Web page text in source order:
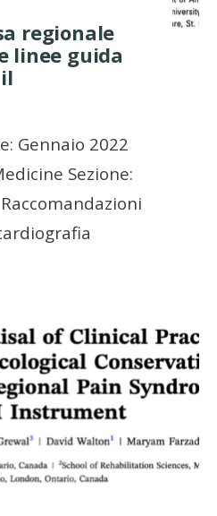
regionale
linee guida
Gennaio 2022
Sezione: